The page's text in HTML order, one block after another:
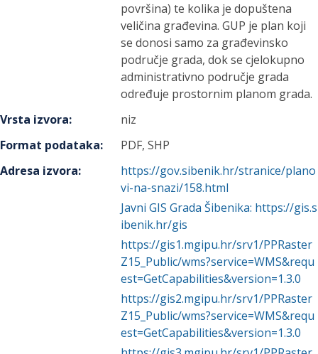
površina) te kolika je dopuštena
veličina građevina. GUP je plan koji
se donosi samo za građevinsko
područje grada, dok se cjelokupno
administrativno područje grada
određuje prostornim planom grada.
Vrsta izvora:
niz
Format podataka:
PDF, SHP
Adresa izvora:
https://gov.sibenik.hr/stranice/plano
vi-na-snazi/158.html
Javni GIS Grada Šibenika: https://gis.s
ibenik.hr/gis
https://gis1.mgipu.hr/srv1/PPRaster
Z15_Public/wms?service=WMS&requ
est=GetCapabilities&version=1.3.0
https://gis2.mgipu.hr/srv1/PPRaster
Z15_Public/wms?service=WMS&requ
est=GetCapabilities&version=1.3.0